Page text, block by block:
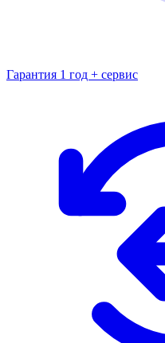
Гарантия 1 год + сервис